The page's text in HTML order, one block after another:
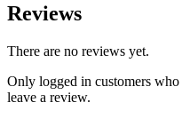
Reviews
There are no reviews yet.
Only logged in customers
leave a review.